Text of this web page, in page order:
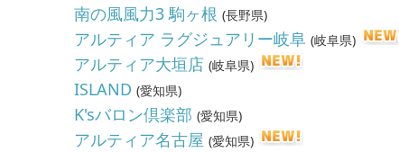
南の風風力3 駒ヶ根 (長野県)
アルティア ラグジュアリー岐阜 (岐阜県)
アルティア大垣店 (岐阜県)
ISLAND (愛知県)
K'sバロン倶楽部 (愛知県)
アルティア名古屋 (愛知県)